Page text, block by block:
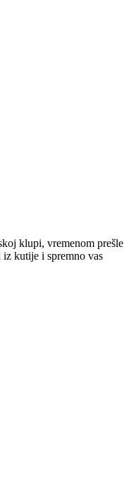
klupi, vremenom prešle
iz kutije i spremno vas